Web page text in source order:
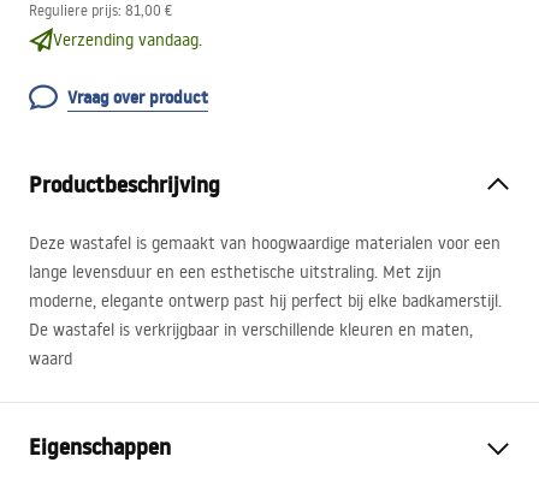
Reguliere prijs: 81,00 €
Verzending vandaag.
Vraag over product
Productbeschrijving
Deze wastafel is gemaakt van hoogwaardige materialen voor een
lange levensduur en een esthetische uitstraling. Met zijn
moderne, elegante ontwerp past hij perfect bij elke badkamerstijl.
De wastafel is verkrijgbaar in verschillende kleuren en maten,
waard
Eigenschappen